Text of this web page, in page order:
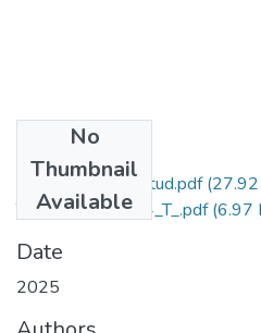
No
Thumbnail
Available
Grado de Similitud.pdf(27.92
T036_70090944_T_.pdf(6.97
Date
2025